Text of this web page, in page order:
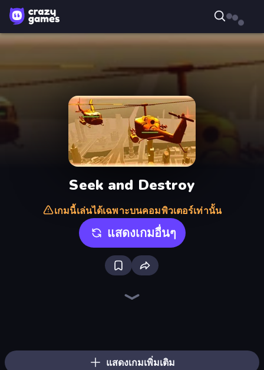
Seek and Destroy
เกมนี้เล่นได้เฉพาะบนคอมพิวเตอร์เท่านั้น
แสดงเกมอื่นๆ
แสดงเกมเพิ่มเติม